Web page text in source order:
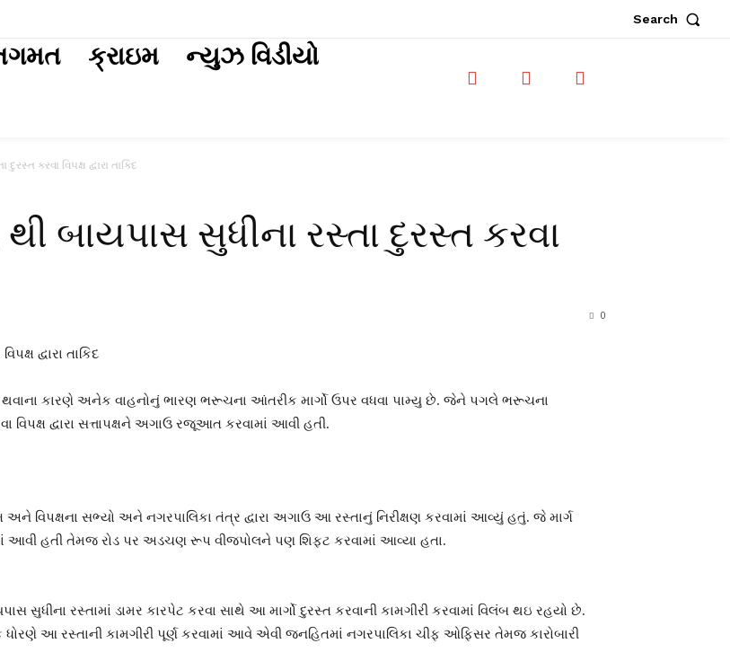
Search
ક્રાઇમ ન્યુઝ વિડીયો
કરવા વિપક્ષ દ્વારા તાકિદ
બાયપાસ સુધીના રસ્તા દુરસ્ત કરવા
0
કારણે અનેક વાહનોનું ભારણ ભરૂચના આંતરીક માર્ગો ઉપર વધવા પામ્યુ છે. જેને પગલે ભરૂચના
વિપક્ષ દ્વારા સત્તાપક્ષને અગાઉ રજૂઆત કરવામાં આવી હતી.
વિપક્ષના સભ્યો અને નગરપાલિકા તંત્ર દ્વારા અગાઉ આ રસ્તાનું નિરીક્ષણ કરવામાં આવ્યું હતું. જે માર્ગ
આવી હતી તેમજ રોડ પર અડચણ રૂપ વીજપોલને પણ શિફ્ટ કરવામાં આવ્યા હતા.
સુધીના રસ્તામાં ડામર કારપેટ કરવા સાથે આ માર્ગો દુરસ્ત કરવાની કામગીરી કરવામાં વિલંબ થઇ રહયો છે.
ધોરણે આ રસ્તાની કામગીરી પૂર્ણ કરવામાં આવે એવી જનહિતમાં નગરપાલિકા ચીફ ઓફિસર તેમજ કારોબારી